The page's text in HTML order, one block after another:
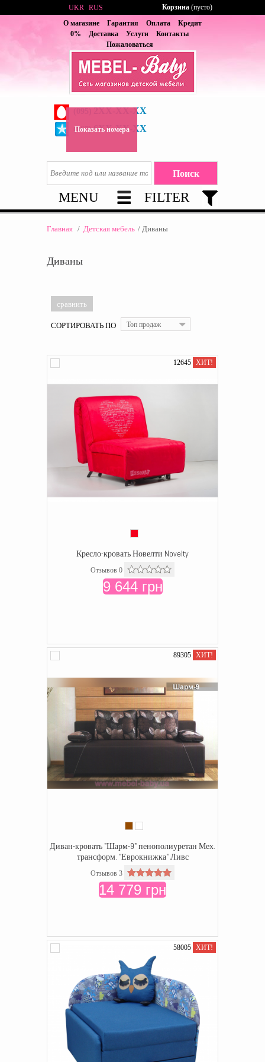
О магазине Гарантия Оплата
Кредит
0%
Доставка Услуги
Контакты
Пожаловаться
2XX-XX-XX
(067) 6XX-XX-XX
Показать номера
UKR RUS Корзина (пусто)
MENU FILTER
Главная / Детская мебель / Диваны
Диваны
СОРТИРОВАТЬ ПО Топ продаж
12645 ХИТ!
Кресло-кровать Новелти Novelty
Отзывов 0
9 644 грн
89305 ХИТ!
Диван-кровать "Шарм-9" пенополиуретан Мех.
трансформ. "Еврокнижка" Ливс
Отзывов 3
14 779 грн
58005 ХИТ!